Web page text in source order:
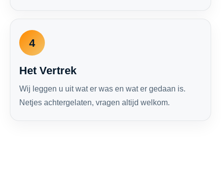
4
Het Vertrek
Wij leggen u uit wat er was en wat er gedaan is.
Netjes achtergelaten, vragen altijd welkom.